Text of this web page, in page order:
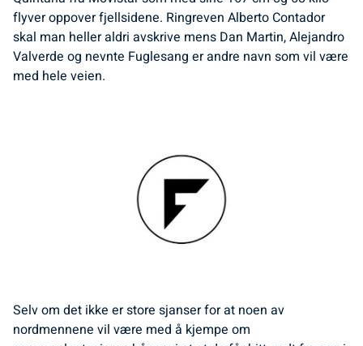
flyver oppover fjellsidene. Ringreven Alberto Contador
skal man heller aldri avskrive mens Dan Martin, Alejandro
Valverde og nevnte Fuglesang er andre navn som vil være
med hele veien.
Selv om det ikke er store sjanser for at noen av
nordmennene vil være med å kjempe om